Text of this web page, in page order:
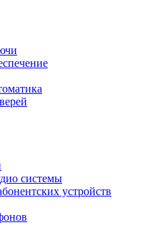
системы
устройств